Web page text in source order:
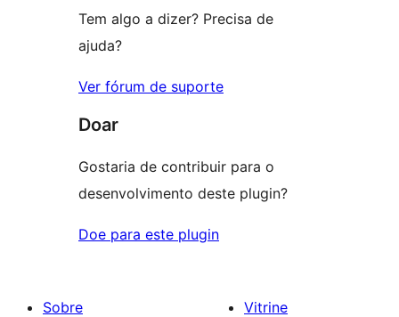
Tem algo a dizer? Precisa de
ajuda?
Ver fórum de suporte
Doar
Gostaria de contribuir para o
desenvolvimento deste plugin?
Doe para este plugin
Sobre
Vitrine